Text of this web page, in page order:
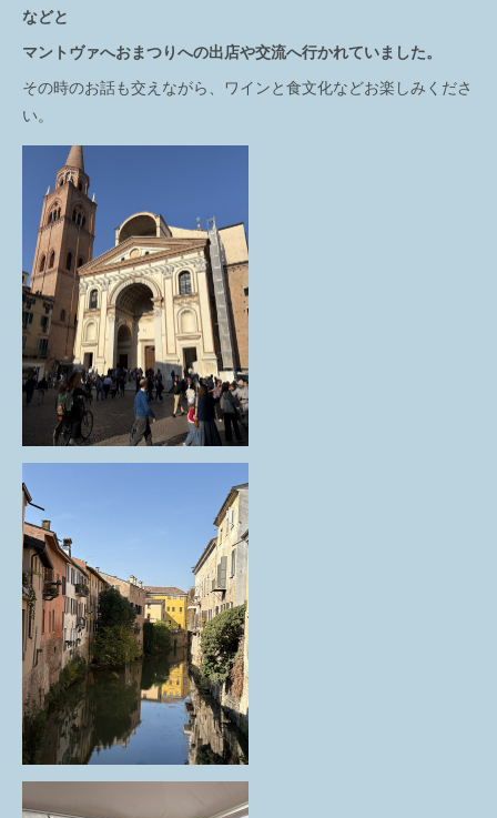
などと
マントヴァへおまつりへの出店や交流へ行かれていました。
その時のお話も交えながら、ワインと食文化などお楽しみくださ
い。